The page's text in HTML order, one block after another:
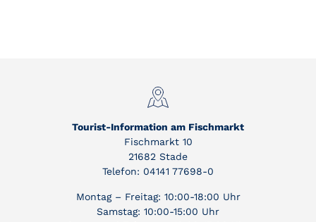
Tourist-Information am Fischmarkt
Fischmarkt 10
21682 Stade
Telefon: 04141 77698-0
Montag – Freitag: 10:00-18:00 Uhr
Samstag: 10:00-15:00 Uhr